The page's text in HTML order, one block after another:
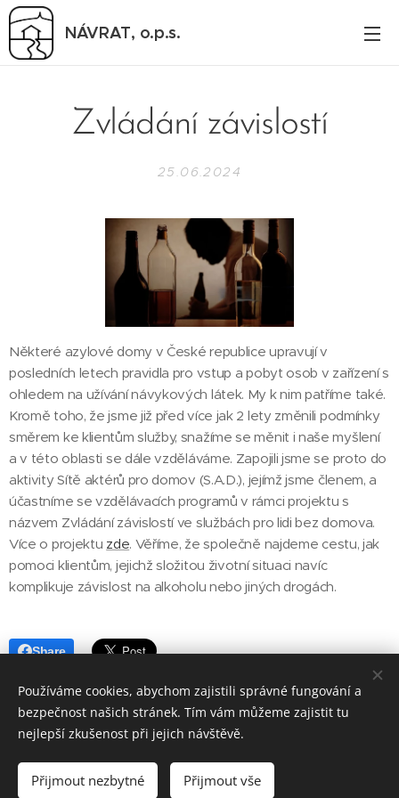
NÁVRAT, o.p.s.
Zvládání závislostí
25.06.2024
Některé azylové domy v České republice upravují v
posledních letech pravidla pro vstup a pobyt osob v zařízení s
ohledem na užívání návykových látek. My k nim patříme také.
Kromě toho, že jsme již před více jak 2 lety změnili podmínky
směrem ke klientům služby, snažíme se měnit i naše myšlení
a v této oblasti se dále vzděláváme. Zapojili jsme se proto do
aktivity Sítě aktérů pro domov (S.A.D.), jejímž jsme členem, a
účastníme se vzdělávacích programů v rámci projektu s
názvem Zvládání závislostí ve službách pro lidi bez domova.
Více o projektu zde. Věříme, že společně najdeme cestu, jak
pomoci klientům, jejichž složitou životní situaci navíc
komplikuje závislost na alkoholu nebo jiných drogách.
Share
© 2021 NÁVRAT o.p.s. Liberec
Vytvořeno službou Webnode
Používáme cookies, abychom zajistili správné fungování a
bezpečnost našich stránek. Tím vám můžeme zajistit tu
nejlepší zkušenost při jejich návštěvě.
Přijmout nezbytné Přijmout vše